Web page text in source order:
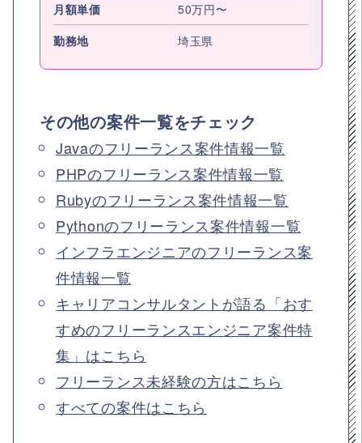
月額単価
50万円〜
勤務地
埼玉県
その他の案件一覧をチェック
Javaのフリーランス案件情報一覧
PHPのフリーランス案件情報一覧
Rubyのフリーランス案件情報一覧
Pythonのフリーランス案件情報一覧
インフラエンジニアのフリーランス案
件情報一覧
キャリアコンサルタントが語る「おす
すめのフリーランスエンジニア案件特
集」はこちら
フリーランス未経験の方はこちら
すべての案件はこちら